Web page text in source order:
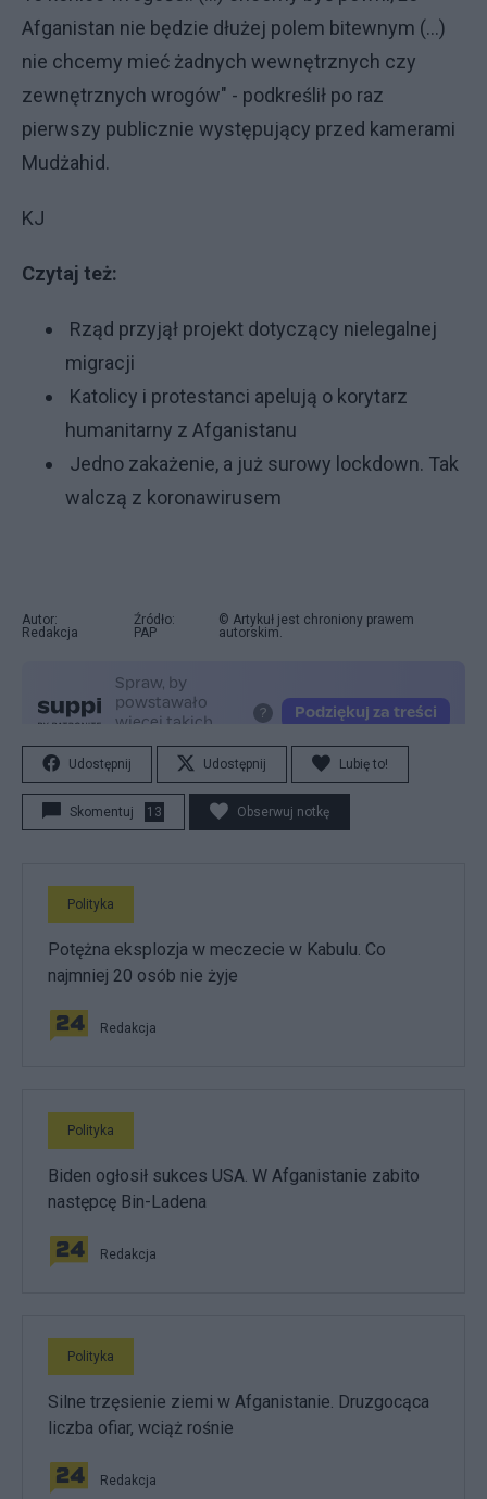
Afganistan nie będzie dłużej polem bitewnym (...)
nie chcemy mieć żadnych wewnętrznych czy
zewnętrznych wrogów" - podkreślił po raz
pierwszy publicznie występujący przed kamerami
Mudżahid.
KJ
Czytaj też:
Rząd przyjął projekt dotyczący nielegalnej
migracji
Katolicy i protestanci apelują o korytarz
humanitarny z Afganistanu
Jedno zakażenie, a już surowy lockdown. Tak
walczą z koronawirusem
Autor:
Redakcja
Źródło:
PAP
© Artykuł jest chroniony prawem
autorskim.
Udostępnij Udostępnij Lubię to!
Skomentuj 13 Obserwuj notkę
Polityka
Potężna eksplozja w meczecie w Kabulu. Co
najmniej 20 osób nie żyje
Redakcja
Polityka
Biden ogłosił sukces USA. W Afganistanie zabito
następcę Bin-Ladena
Redakcja
Polityka
Silne trzęsienie ziemi w Afganistanie. Druzgocąca
liczba ofiar, wciąż rośnie
Redakcja